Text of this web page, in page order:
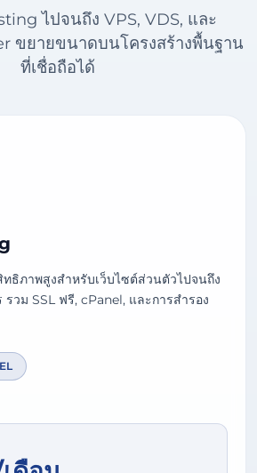
ไปจนถึง VPS, VDS, และ
ขยายขนาดบนโครงสร้างพื้นฐาน
ที่เชื่อถือได้
ธิภาพสูงสำหรับเว็บไซต์ส่วนตัวไปจนถึง
รวม SSL ฟรี, cPanel, และการสำรอง